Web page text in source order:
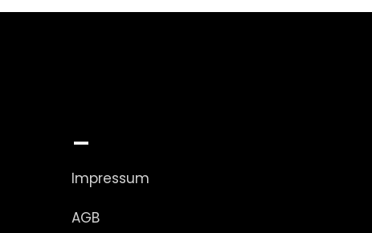
_
Impressum
AGB